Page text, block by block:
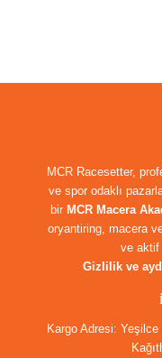
MCR Racesetter,
ve spor odaklı
bir MCR Macera
oryantiring, macera
ve aktif
Gizlilik ve
Kargo Adresi: